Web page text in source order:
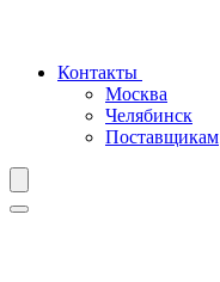
Контакты
Москва
Челябинск
Поставщикам